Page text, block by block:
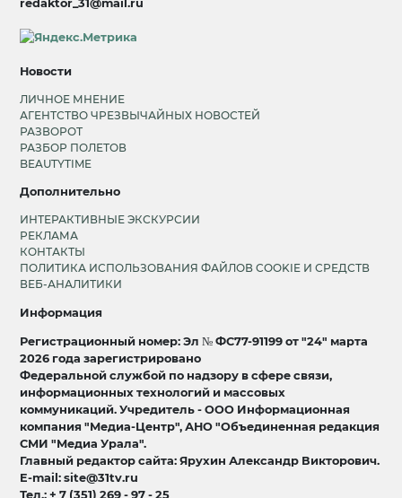
redaktor_31@mail.ru
Новости
ЛИЧНОЕ МНЕНИЕ
АГЕНТСТВО ЧРЕЗВЫЧАЙНЫХ НОВОСТЕЙ
РАЗВОРОТ
РАЗБОР ПОЛЕТОВ
BEAUTYTIME
Дополнительно
ИНТЕРАКТИВНЫЕ ЭКСКУРСИИ
РЕКЛАМА
КОНТАКТЫ
ПОЛИТИКА ИСПОЛЬЗОВАНИЯ ФАЙЛОВ COOKIE И СРЕДСТВ
ВЕБ-АНАЛИТИКИ
Информация
Регистрационный номер: Эл № ФС77-91199 от "24" марта
2026 года зарегистрировано
Федеральной службой по надзору в сфере связи,
информационных технологий и массовых
коммуникаций. Учредитель - ООО Информационная
компания "Медиа-Центр", АНО "Объединенная редакция
СМИ "Медиа Урала".
Главный редактор сайта: Ярухин Александр Викторович.
E-mail: site@31tv.ru
Тел.: + 7 (351) 269 - 97 - 25